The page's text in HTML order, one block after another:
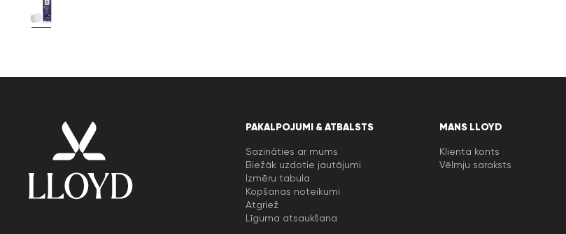
PAKALPOJUMI & ATBALSTS
Sazināties ar mums
Biežāk uzdotie jautājumi
Izmēru tabula
Kopšanas noteikumi
Atgriež
Līguma atsaukšana
MANS LLOYD
Klienta konts
Vēlmju saraksts